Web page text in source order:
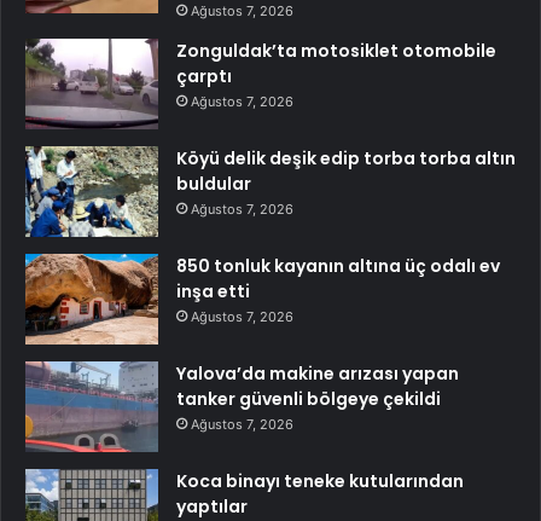
Ağustos 7, 2026
Zonguldak’ta motosiklet otomobile
çarptı
Ağustos 7, 2026
Köyü delik deşik edip torba torba altın
buldular
Ağustos 7, 2026
850 tonluk kayanın altına üç odalı ev
inşa etti
Ağustos 7, 2026
Yalova’da makine arızası yapan
tanker güvenli bölgeye çekildi
Ağustos 7, 2026
Koca binayı teneke kutularından
yaptılar